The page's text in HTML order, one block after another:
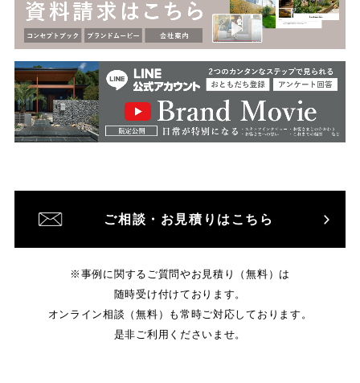
ご相談・お見積りはこちら
※事例に関するご質問やお見積り（無料）は
随時受け付けております。
オンライン相談（無料）も常時ご対応しております。
是非ご利用くださいませ。